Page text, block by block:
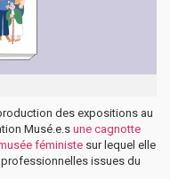
des expositions au
Musé.e.sune cagnotte
féministe sur lequel elle
professionnelles issues du